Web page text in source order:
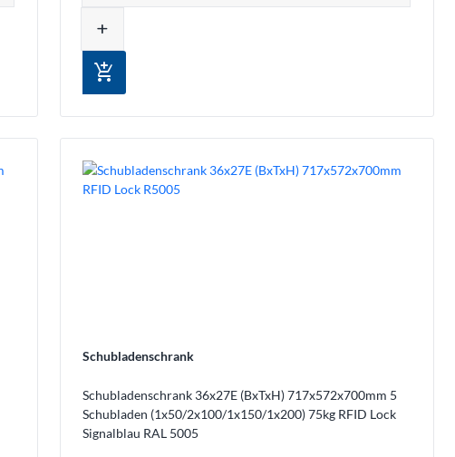
add
add_shopping_cart
Schubladenschrank
Schubladenschrank 36x27E (BxTxH) 717x572x700mm 5
Schubladen (1x50/2x100/1x150/1x200) 75kg RFID Lock
Signalblau RAL 5005